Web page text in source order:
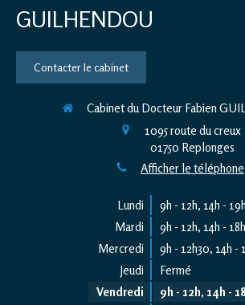
GUILHENDOU
Contacter le cabinet
Cabinet du Docteur Fabien
1095 route du creux
01750 Replonges
Afficher le téléphone
Lundi 9h - 12h, 14h - 19h
Mardi
9h - 12h, 14h - 18h
Mercredi
9h - 12h30, 14h -
Jeudi
Fermé
Vendredi
9h - 12h, 14h -